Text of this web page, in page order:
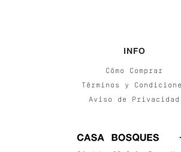
INFO
Cómo Comprar
Términos y
Aviso de Privacidad